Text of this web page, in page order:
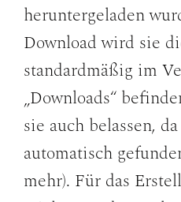
heruntergeladen
Download wird sie
standardmäßig im
„Downloads“
sie auch belassen,
automatisch
mehr). Für das